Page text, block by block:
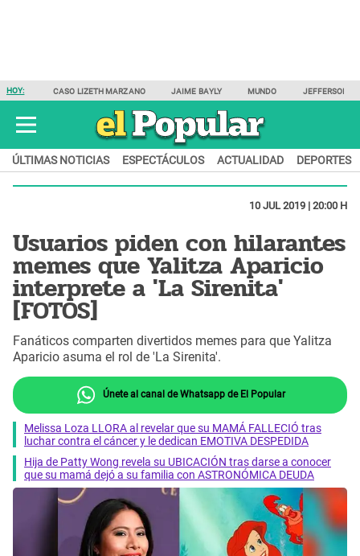
HOY: CASO LIZETH MARZANO JAIME BAYLY MUNDO JEFFERSON
ÚLTIMAS NOTICIAS ESPECTÁCULOS ACTUALIDAD DEPORTES
10 JUL 2019 | 20:00 H
Usuarios piden con hilarantes
memes que Yalitza Aparicio
interprete a 'La Sirenita'
[FOTOS]
Fanáticos comparten divertidos memes para que Yalitza
Aparicio asuma el rol de 'La Sirenita'.
Únete al canal de Whatsapp de El Popular
Melissa Loza LLORA al revelar que su MAMÁ FALLECIÓ tras
luchar contra el cáncer y le dedican EMOTIVA DESPEDIDA
Hija de Patty Wong revela su UBICACIÓN tras darse a conocer
que su mamá dejó a su familia con ASTRONÓMICA DEUDA